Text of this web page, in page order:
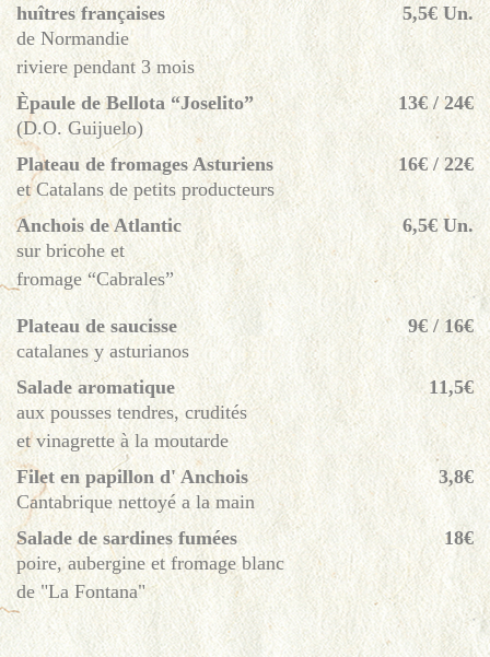
huîtres françaises
5,5€ Un.
de Normandie
riviere pendant 3 mois
Èpaule de Bellota “Joselito”
13€ / 24€
(D.O. Guijuelo)
Plateau de fromages Asturiens
16€ / 22€
et Catalans de petits producteurs
Anchois de Atlantic
6,5€ Un.
sur bricohe et
fromage “Cabrales”
Plateau de saucisse
9€ / 16€
catalanes y asturianos
Salade aromatique
11,5€
aux pousses tendres, crudités
et vinagrette à la moutarde
Filet en papillon d' Anchois
3,8€
Cantabrique nettoyé a la main
Salade de sardines fumées
18€
poire, aubergine et fromage blanc
de "La Fontana"